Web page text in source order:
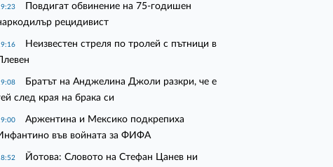
Повдигат обвинение на 75-годишен
рецидивист
Неизвестен стреля по тролей с пътници в
Братът на Анджелина Джоли разкри, че е
след края на брака си
Аржентина и Мексико подкрепиха
във войната за ФИФА
Йотова: Словото на Стефан Цанев ни